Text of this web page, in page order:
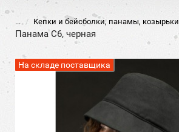
... Кепки и бейсболки, панамы, козырьки
Панама C6, черная
На складе поставщика